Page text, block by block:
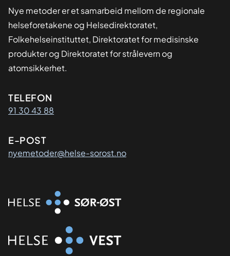
Nye metoder er et samarbeid mellom de regionale
helseforetakene og Helsedirektoratet,
Folkehelseinstituttet, Direktoratet for medisinske
produkter og Direktoratet for strålevern og
atomsikkerhet.
Kontaktinformasjon
TELEFON
91 30 43 88
E-POST
nyemetoder@helse-sorost.no
Organisasjon